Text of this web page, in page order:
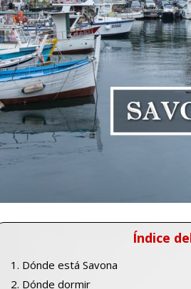
Índice
Dónde está Savona
Dónde dormir